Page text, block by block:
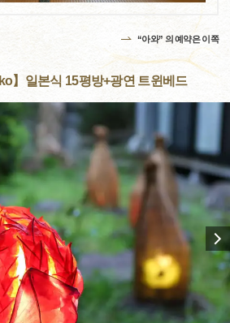
“아와” 의 예약은 이쪽
】일본식 15평방+광연 트윈베드